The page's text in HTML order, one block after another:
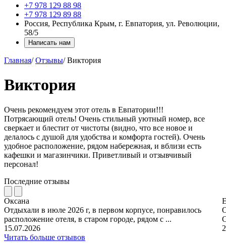
+7 978 129 88 98
+7 978 129 89 88
Россия, Республика Крым, г. Евпатория, ул. Революции,
58/5
Написать нам
Главная/ Отзывы/ Виктория
Виктория
Очень рекомендуем этот отель в Евпатории!!!
Потрясающий отель! Очень стильный уютный номер, все
сверкает и блестит от чистоты (видно, что все новое и
делалось с душой для удобства и комфорта гостей). Очень
удобное расположение, рядом набережная, и вблизи есть
кафешки и магазинчики. Приветливый и отзывчивый
персонал!
Последние отзывы
Оксана
Отдыхали в июле 2026 г, в первом корпусе, понравилось
расположение отеля, в старом городе, рядом с ...
15.07.2026
Читать больше отзывов